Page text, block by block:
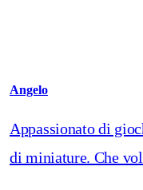
Angelo
Appassionato di
di miniature. Che